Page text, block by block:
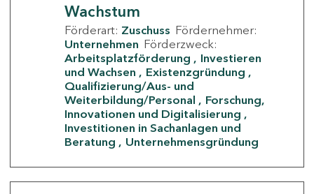
Wachstum
Förderart: Zuschuss Fördernehmer:
Unternehmen Förderzweck:
Arbeitsplatzförderung
Investieren
und Wachsen
Existenzgründung
Qualifizierung/Aus- und
Weiterbildung/Personal
Forschung,
Innovationen und Digitalisierung
Investitionen in Sachanlagen und
Beratung
Unternehmensgründung